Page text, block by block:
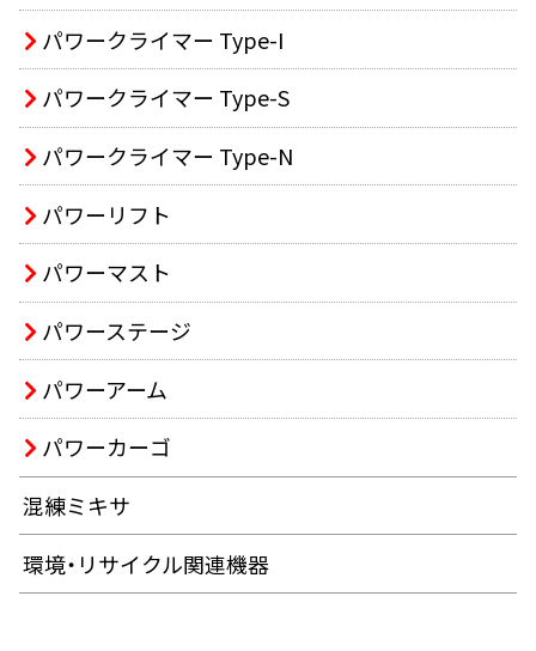
パワークライマー Type-I
パワークライマー Type-S
パワークライマー Type-N
パワーリフト
パワーマスト
パワーステージ
パワーアーム
パワーカーゴ
混練ミキサ
環境・リサイクル関連機器